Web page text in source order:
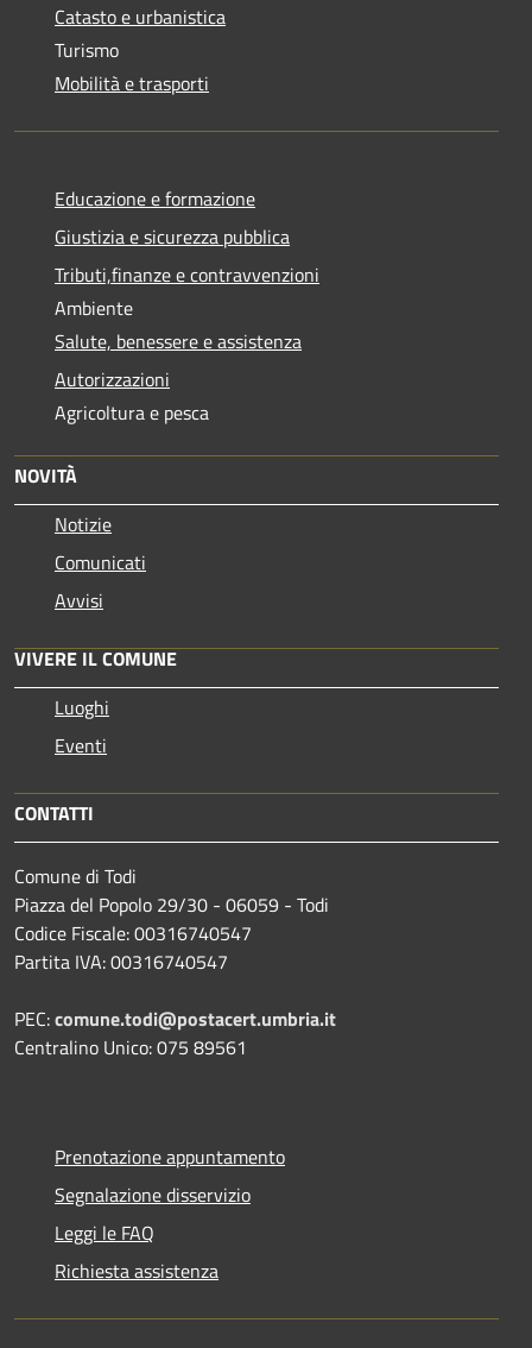
Catasto e urbanistica
Turismo
Mobilità e trasporti
Educazione e formazione
Giustizia e sicurezza pubblica
Tributi,finanze e contravvenzioni
Ambiente
Salute, benessere e assistenza
Autorizzazioni
Agricoltura e pesca
NOVITÀ
Notizie
Comunicati
Avvisi
VIVERE IL COMUNE
Luoghi
Eventi
CONTATTI
Comune di Todi
Piazza del Popolo 29/30 - 06059 - Todi
Codice Fiscale: 00316740547
Partita IVA: 00316740547
PEC:comune.todi@postacert.umbria.it
Centralino Unico: 075 89561
Prenotazione appuntamento
Segnalazione disservizio
Leggi le FAQ
Richiesta assistenza